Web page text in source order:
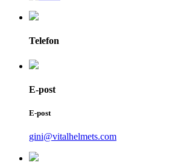
Telefon
E-post
E-post
gini@vitalhelmets.com